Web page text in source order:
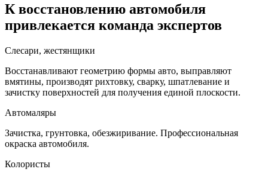
К восстановлению автомобиля
привлекается команда экспертов
Слесари, жестянщики
Восстанавливают геометрию формы авто, выправляют
вмятины, производят рихтовку, сварку, шпатлевание и
зачистку поверхностей для получения единой плоскости.
Автомаляры
Зачистка, грунтовка, обезжиривание. Профессиональная
окраска автомобиля.
Колористы